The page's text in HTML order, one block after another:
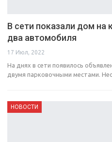
В сети показали дом на
два автомобиля
17 Июл, 2022
На днях в сети появилось
двумя парковочными местами.
НОВОСТИ